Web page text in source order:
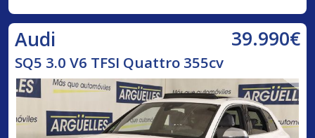
Audi 39.990€
SQ5 3.0 V6 TFSI Quattro 355cv